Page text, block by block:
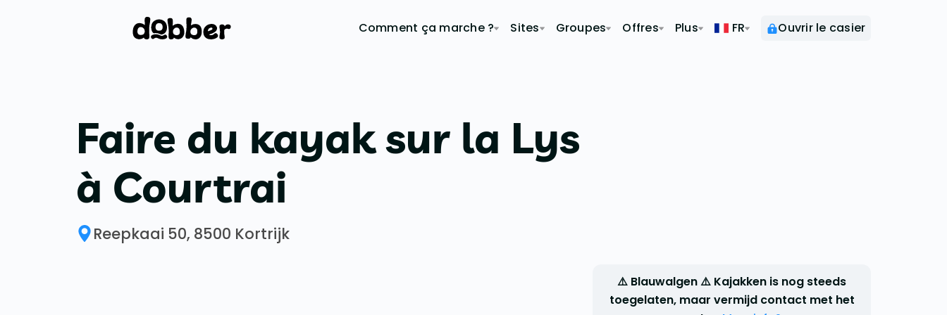
Comment ça marche ? Sites Groupes Offres Plus FR Ouvrir le casier
Faire du kayak sur la Lys
à Courtrai
Reepkaai 50, 8500 Kortrijk
⚠️ Blauwalgen ⚠️ Kajakken is nog steeds
toegelaten, maar vermijd contact met het